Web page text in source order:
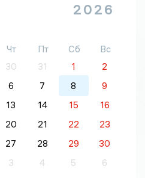
2026
Чт Пт Сб
Вс
30 31 1
2
6 7 8
9
13 14 15
16
20 21 22
23
27 28 29
30
3 4 5 6